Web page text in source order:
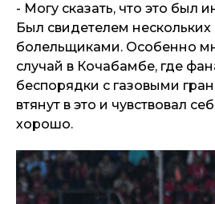
- Могу сказать, что это был
Был свидетелем нескольких
болельщиками. Особенно
случай в Кочабамбе, где
беспорядки с газовыми
втянут в это и чувствовал
хорошо.